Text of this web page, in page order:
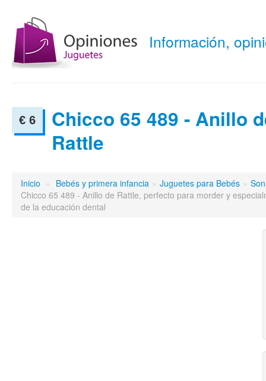
Información,
€ 6
Chicco 65 489 - Anillo
Rattle
Inicio » Bebés y primera infancia » Juguetes para Bebés »
Chicco 65 489 - Anillo de Rattle, perfecto para morder y
de la educación dental